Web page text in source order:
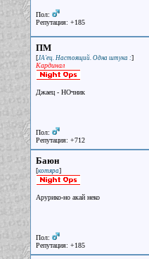
Пол:
Репутация: +185
ПМ
[JA'ец. Настоящий. Одна штука :]
Кардинал
Джаец - НОчник
Пол:
Репутация: +712
Баюн
[котяра]
Арурико-но акай неко
Пол:
Репутация: +185